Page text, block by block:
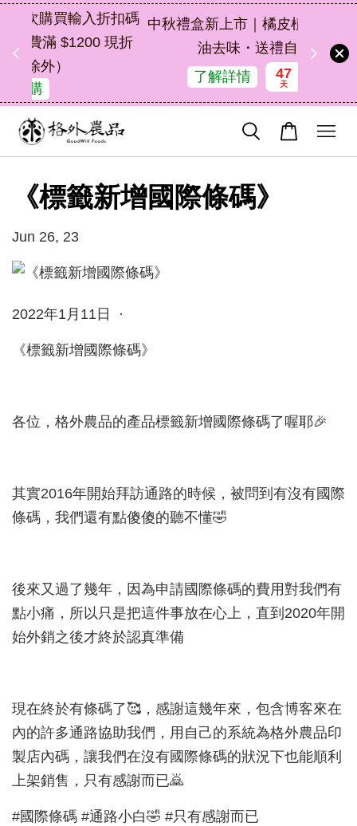
中秋禮盒新上市｜橘皮植萃永續好禮，解
油去味・送禮自用兩相宜
18
小時
55
分鐘
53
秒
《標籤新增國際條碼》
Jun 26, 23
2022年1月11日 ·
《標籤新增國際條碼》
各位，格外農品的產品標籤新增國際條碼了喔耶🎉
其實2016年開始拜訪通路的時候，被問到有沒有國際
條碼，我們還有點傻傻的聽不懂🤣
後來又過了幾年，因為申請國際條碼的費用對我們有
點小痛，所以只是把這件事放在心上，直到2020年開
始外銷之後才終於認真準備
現在終於有條碼了🥰，感謝這幾年來，包含博客來在
內的許多通路協助我們，用自己的系統為格外農品印
製店內碼，讓我們在沒有國際條碼的狀況下也能順利
上架銷售，只有感謝而已🙇
#國際條碼 #通路小白🤣 #只有感謝而已